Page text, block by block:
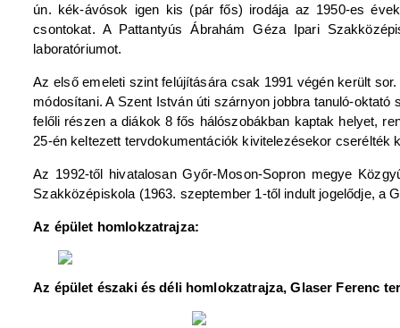
ún. kék-ávósok igen kis (pár fős) irodája az 1950-es
csontokat. A Pattantyús Ábrahám Géza Ipari
laboratóriumot.
Az első emeleti szint felújítására csak 1991 végén került
módosítani. A Szent István úti szárnyon jobbra tanuló-
felőli részen a diákok 8 fős hálószobákban kaptak helyet,
25-én keltezett tervdokumentációk kivitelezésekor cserélték
Az 1992-től hivatalosan Győr-Moson-Sopron megye
Szakközépiskola (1963. szeptember 1-től indult jogelődje, a
Az épület homlokzatrajza:
Az épület északi és déli homlokzatrajza, Glaser Ferenc